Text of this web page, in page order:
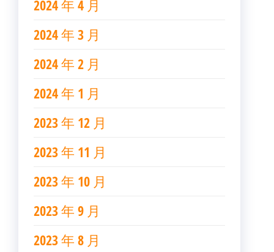
2024 年 4 月
2024 年 3 月
2024 年 2 月
2024 年 1 月
2023 年 12 月
2023 年 11 月
2023 年 10 月
2023 年 9 月
2023 年 8 月